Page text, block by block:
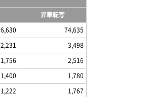
昇華転写
74,635
2,231 3,498
1,756 2,516
1,400 1,780
1,222 1,767